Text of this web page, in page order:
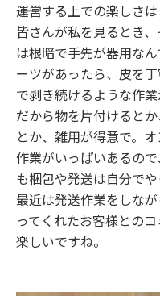
――運営する上での楽しさ
皆さんが私を見るとき
は根暗で手先が器用な
ーツがあったら、皮を
で剥き続けるような作業
だから物を片付けると
とか、雑用が得意で。
作業がいっぱいあるの
も梱包や発送は自分でや
最近は発送作業をしな
ってくれたお客様との
楽しいですね。